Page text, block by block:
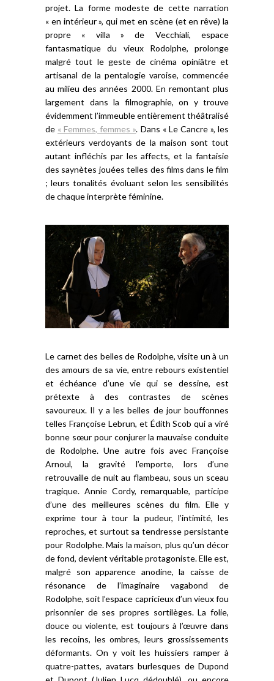
projet. La forme modeste de cette narration
« en intérieur », qui met en scène (et en rêve) la
propre « villa » de Vecchiali, espace
fantasmatique du vieux Rodolphe, prolonge
malgré tout le geste de cinéma opiniâtre et
artisanal de la pentalogie varoise, commencée
au milieu des années 2000. En remontant plus
largement dans la filmographie, on y trouve
évidemment l’immeuble entièrement théâtralisé
de « Femmes, femmes ». Dans « Le Cancre », les
extérieurs verdoyants de la maison sont tout
autant infléchis par les affects, et la fantaisie
des saynètes jouées telles des films dans le film
; leurs tonalités évoluant selon les sensibilités
de chaque interprète féminine.
Le carnet des belles de Rodolphe, visite un à un
des amours de sa vie, entre rebours existentiel
et échéance d’une vie qui se dessine, est
prétexte à des contrastes de scènes
savoureux. Il y a les belles de jour bouffonnes
telles Françoise Lebrun, et Édith Scob qui a viré
bonne sœur pour conjurer la mauvaise conduite
de Rodolphe. Une autre fois avec Françoise
Arnoul, la gravité l’emporte, lors d’une
retrouvaille de nuit au flambeau, sous un sceau
tragique. Annie Cordy, remarquable, participe
d’une des meilleures scènes du film. Elle y
exprime tour à tour la pudeur, l’intimité, les
reproches, et surtout sa tendresse persistante
pour Rodolphe. Mais la maison, plus qu’un décor
de fond, devient véritable protagoniste. Elle est,
malgré son apparence anodine, la caisse de
résonance de l’imaginaire vagabond de
Rodolphe, soit l’espace capricieux d’un vieux fou
prisonnier de ses propres sortilèges. La folie,
douce ou violente, est toujours à l’œuvre dans
les recoins, les ombres, leurs grossissements
déformants. On y voit les huissiers ramper à
quatre-pattes, avatars burlesques de Dupond